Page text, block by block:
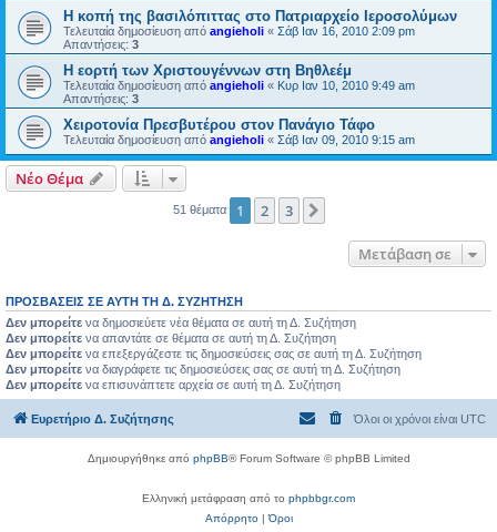
H κοπή της βασιλόπιττας στο Πατριαρχείο Ιεροσολύμων
Τελευταία δημοσίευση από angieholi « Σάβ Ιαν 16, 2010 2:09 pm
Απαντήσεις: 3
Η εορτή των Χριστουγέννων στη Βηθλεέμ
Τελευταία δημοσίευση από angieholi « Κυρ Ιαν 10, 2010 9:49 am
Απαντήσεις: 3
Χειροτονία Πρεσβυτέρου στον Πανάγιο Τάφο
Τελευταία δημοσίευση από angieholi « Σάβ Ιαν 09, 2010 9:15 am
Νέο Θέμα
51 θέματα 1 2 3
Μετάβαση σε
ΠΡΟΣΒΆΣΕΙΣ ΣΕ ΑΥΤΉ ΤΗ Δ. ΣΥΖΉΤΗΣΗ
Δεν μπορείτε να δημοσιεύετε νέα θέματα σε αυτή τη Δ. Συζήτηση
Δεν μπορείτε να απαντάτε σε θέματα σε αυτή τη Δ. Συζήτηση
Δεν μπορείτε να επεξεργάζεστε τις δημοσιεύσεις σας σε αυτή τη Δ. Συζήτηση
Δεν μπορείτε να διαγράφετε τις δημοσιεύσεις σας σε αυτή τη Δ. Συζήτηση
Δεν μπορείτε να επισυνάπτετε αρχεία σε αυτή τη Δ. Συζήτηση
Ευρετήριο Δ. Συζήτησης Όλοι οι χρόνοι είναι UTC
Δημιουργήθηκε από phpBB® Forum Software © phpBB Limited
Ελληνική μετάφραση από το phpbbgr.com
Απόρρητο|Όροι